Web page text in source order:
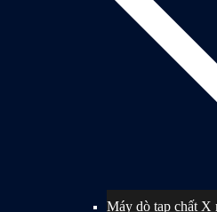
Máy dò tạp chất X